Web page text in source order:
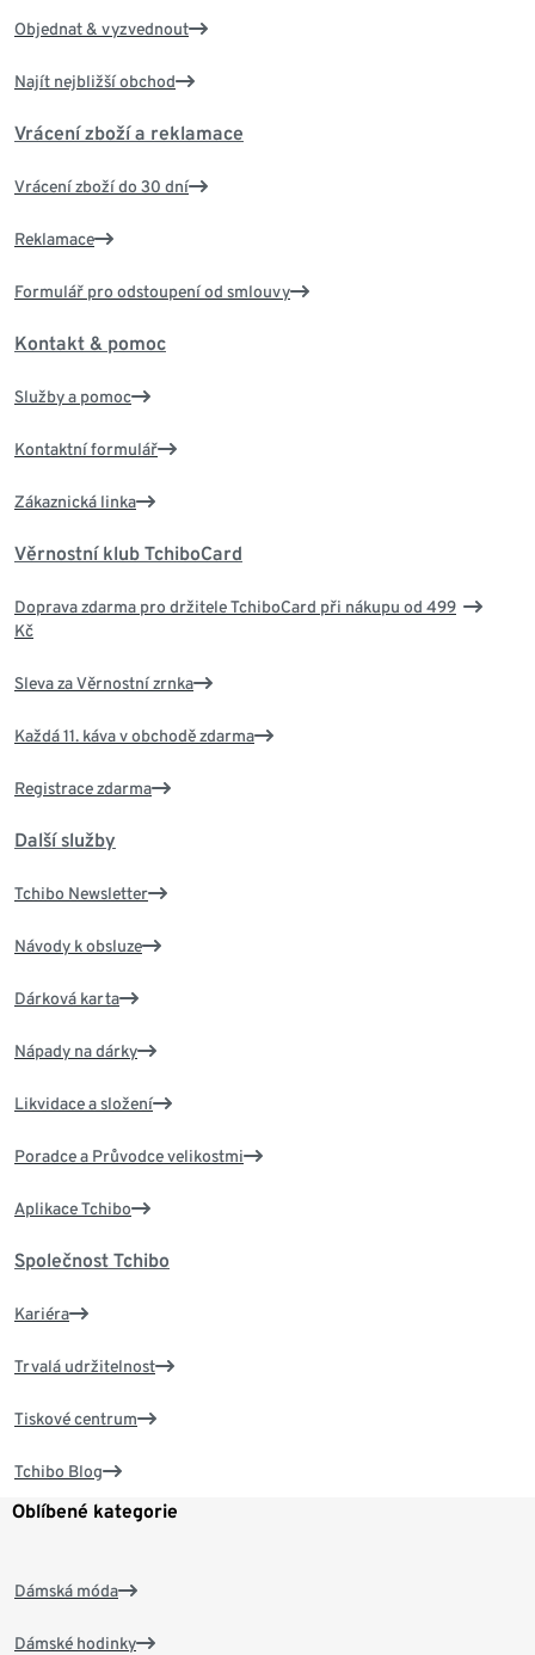
Objednat & vyzvednout
Najít nejbližší obchod
Vrácení zboží a reklamace
Vrácení zboží do 30 dní
Reklamace
Formulář pro odstoupení od smlouvy
Kontakt & pomoc
Služby a pomoc
Kontaktní formulář
Zákaznická linka
Věrnostní klub TchiboCard
Doprava zdarma pro držitele TchiboCard při nákupu od 499
Kč
Sleva za Věrnostní zrnka
Každá 11. káva v obchodě zdarma
Registrace zdarma
Další služby
Tchibo Newsletter
Návody k obsluze
Dárková karta
Nápady na dárky
Likvidace a složení
Poradce a Průvodce velikostmi
Aplikace Tchibo
Společnost Tchibo
Kariéra
Trvalá udržitelnost
Tiskové centrum
Tchibo Blog
Oblíbené kategorie
Dámská móda
Dámské hodinky